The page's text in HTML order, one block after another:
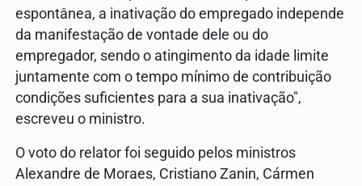
espontânea, a inativação do empregado independe
da manifestação de vontade dele ou do
empregador, sendo o atingimento da idade limite
juntamente com o tempo mínimo de contribuição
condições suficientes para a sua inativação",
escreveu o ministro.
O voto do relator foi seguido pelos ministros
Alexandre de Moraes, Cristiano Zanin, Cármen